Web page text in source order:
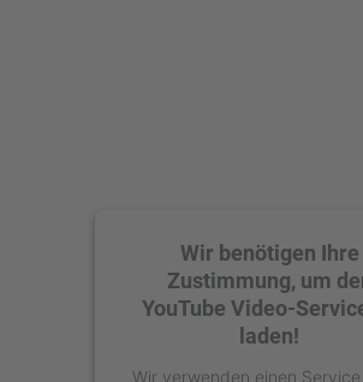
Wir benötigen Ihre
Zustimmung, um
YouTube Video-
laden!
Wir verwenden einen Service